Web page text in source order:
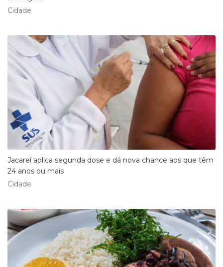
Cidade
Jacareí aplica segunda dose e dá nova chance aos que têm
24 anos ou mais
Cidade